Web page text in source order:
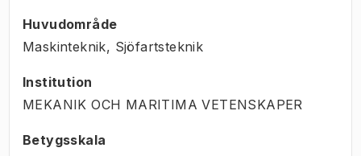
Huvudområde
Maskinteknik, Sjöfartsteknik
Institution
MEKANIK OCH MARITIMA VETENSKAPER
Betygsskala